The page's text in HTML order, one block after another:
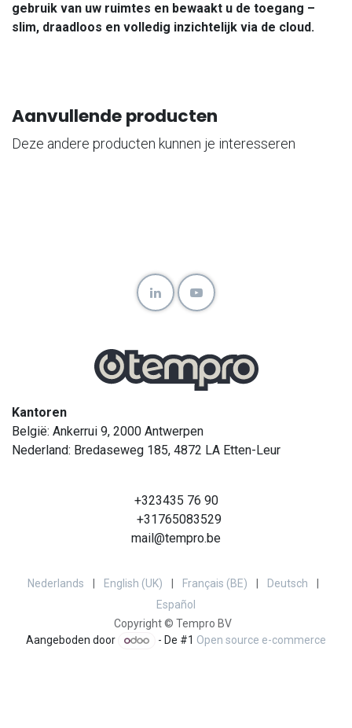
gebruik van uw ruimtes en bewaakt u de toegang –
slim, draadloos en volledig inzichtelijk via de cloud.
Aanvullende producten
Deze andere producten kunnen je interesseren
Kantoren
België: Ankerrui 9, 2000 Antwerpen
Nederland: Bredaseweg 185, 4872 LA Etten-Leur
+323435 76 90
+31765083529
mail@tempro.be
Copyright © Tempro BV
Nederlands English (UK) Français (BE) Deutsch
Español
Aangeboden door - De #1 Open source e-commerce